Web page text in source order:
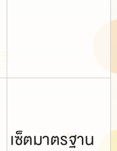
เซ็ตมาตรฐาน